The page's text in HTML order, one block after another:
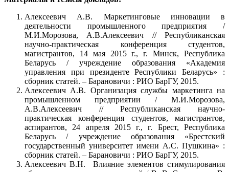
Алексеевич А.В. Маркетинговые инновации в
деятельности промышленного предприятия /
М.И.Морозова, А.В.Алексеевич // Республиканская
научно-практическая конференция студентов,
магистрантов, 14 мая 2015 г., г. Минск, Республика
Беларусь / учреждение образования «Академия
управления при президенте Республики Беларусь» :
сборник статей. – Барановичи : РИО БарГУ, 2015.
Алексеевич А.В. Организация службы маркетинга на
промышленном предприятии / М.И.Морозова,
А.В.Алексеевич // Республиканская научно-
практическая конференция студентов, магистрантов,
аспирантов, 24 апреля 2015 г., г. Брест, Республика
Беларусь / учреждение образования «Брестский
государственный университет имени А.С. Пушкина» :
сборник статей. – Барановичи : РИО БарГУ, 2015.
Алексеевич В.Н. Влияние элементов стимулирования